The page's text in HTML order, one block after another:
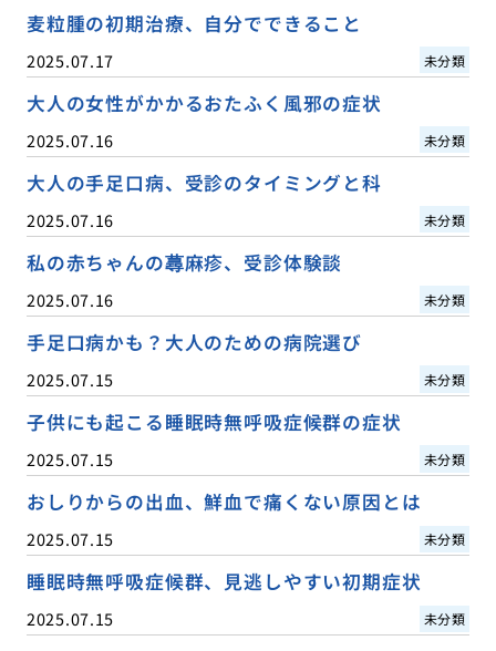
麦粒腫の初期治療、自分でできること
2025.07.17 未分類
大人の女性がかかるおたふく風邪の症状
2025.07.16 未分類
大人の手足口病、受診のタイミングと科
2025.07.16 未分類
私の赤ちゃんの蕁麻疹、受診体験談
2025.07.16 未分類
手足口病かも？大人のための病院選び
2025.07.15 未分類
子供にも起こる睡眠時無呼吸症候群の症状
2025.07.15 未分類
おしりからの出血、鮮血で痛くない原因とは
2025.07.15 未分類
睡眠時無呼吸症候群、見逃しやすい初期症状
2025.07.15 未分類